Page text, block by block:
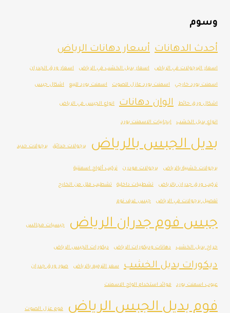
وسوم
أحدث الدهانات أسعار دهانات الرياض
اسعار البرجولات في الرياض اسعار بديل الخشب في الرياض اسعار ورق الجدران
اسمنت بورد خارجي اسمنت بورد عازل للصوت اسمنت بورد للبيع اشكال جبس
اشكال ورق حائط الوان دهانات انواع الجبس في الرياض
انواع بديل الخشب ايجابيات الاسمنت بورد
بديل الجبس بالرياض برجولات حدائق برجولات حديد
برجولات خشبية بالرياض برجولات مودرن تركيب ألواح اسمنتية
تركيب ورق جدران بالرياض تشطيبات داخلية تشطيب فلل من الخارج
تفصيل برجولات في الرياض جبس غرف نوم
جبس فوم جدران الرياض جبسيات مجالس
حراج بديل الخشب دهانات وديكورات الرياض ديكورات الجبس الرياض
ديكورات بديل الخشب سعر الترميم بالرياض صور ورق جدران
عيوب اسمنت بورد فوائد استخدام الواح الاسمنت
فوم بديل الجبس الرياض فوم عزل الصوت